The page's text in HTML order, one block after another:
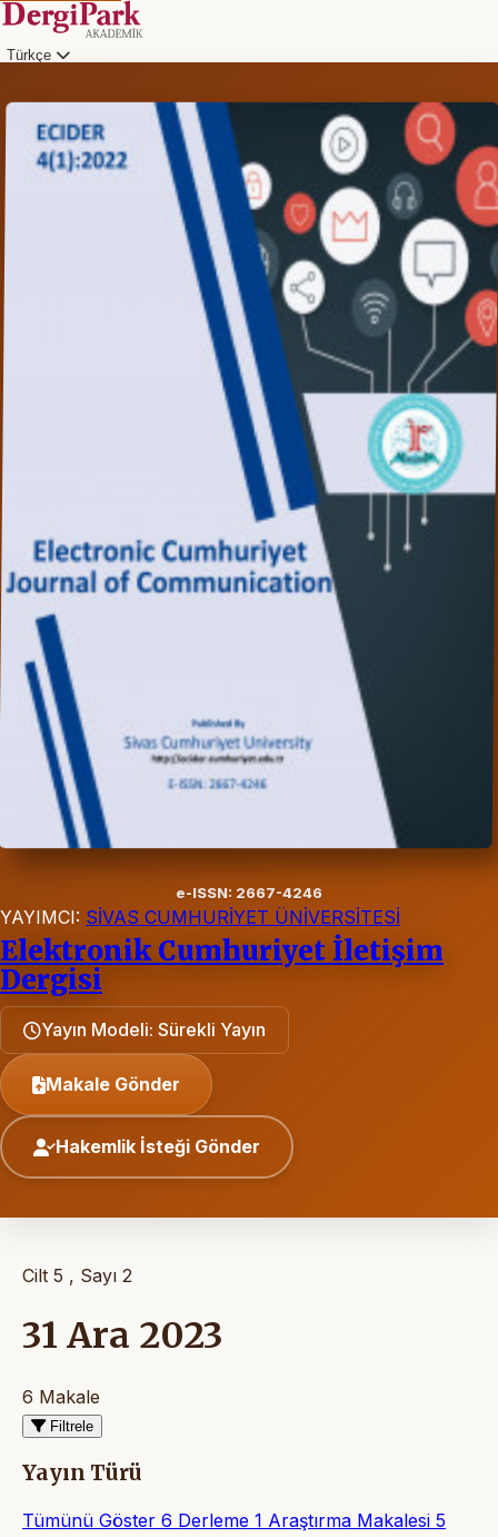
Türkçe
e-ISSN: 2667-4246
YAYIMCI: SİVAS CUMHURİYET ÜNİVERSİTESİ
Elektronik Cumhuriyet İletişim
Dergisi
Yayın Modeli: Sürekli Yayın
Makale Gönder
Hakemlik İsteği Gönder
Cilt 5 , Sayı 2
31 Ara 2023
6 Makale
Filtrele
Yayın Türü
Tümünü Göster 6 Derleme 1 Araştırma Makalesi 5